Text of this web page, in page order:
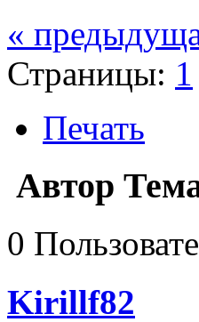
«
Страницы: 1
Печать
Автор
0
Kirillf82